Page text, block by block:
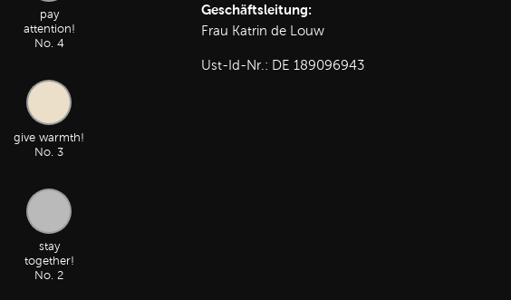
pay
attention!
No. 4
give warmth!
No. 3
stay
together!
No. 2
Geschäftsleitung:
Frau Katrin de Louw
Ust-Id-Nr.: DE 189096943